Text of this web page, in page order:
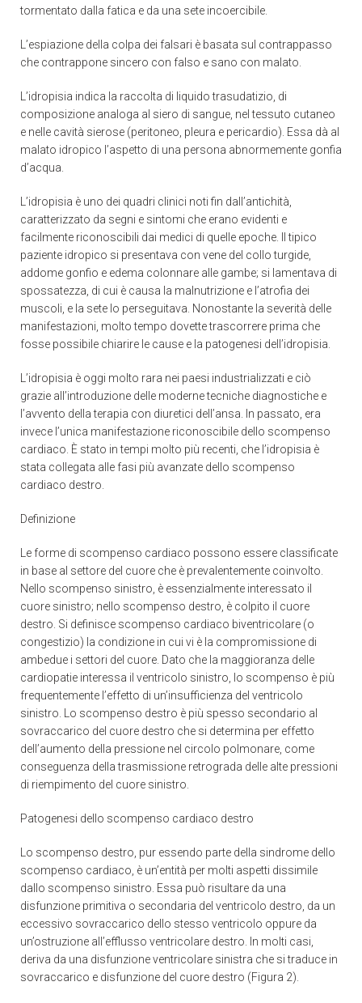
tormentato dalla fatica e da una sete incoercibile.
L’espiazione della colpa dei falsari è basata sul contrappasso
che contrappone sincero con falso e sano con malato.
L’idropisia indica la raccolta di liquido trasudatizio, di
composizione analoga al siero di sangue, nel tessuto cutaneo
e nelle cavità sierose (peritoneo, pleura e pericardio). Essa dà al
malato idropico l’aspetto di una persona abnormemente gonfia
d’acqua.
L’idropisia è uno dei quadri clinici noti fin dall’antichità,
caratterizzato da segni e sintomi che erano evidenti e
facilmente riconoscibili dai medici di quelle epoche. Il tipico
paziente idropico si presentava con vene del collo turgide,
addome gonfio e edema colonnare alle gambe; si lamentava di
spossatezza, di cui è causa la malnutrizione e l’atrofia dei
muscoli, e la sete lo perseguitava. Nonostante la severità delle
manifestazioni, molto tempo dovette trascorrere prima che
fosse possibile chiarire le cause e la patogenesi dell’idropisia.
L’idropisia è oggi molto rara nei paesi industrializzati e ciò
grazie all’introduzione delle moderne tecniche diagnostiche e
l’avvento della terapia con diuretici dell’ansa. In passato, era
invece l’unica manifestazione riconoscibile dello scompenso
cardiaco. È stato in tempi molto più recenti, che l’idropisia è
stata collegata alle fasi più avanzate dello scompenso
cardiaco destro.
Definizione
Le forme di scompenso cardiaco possono essere classificate
in base al settore del cuore che è prevalentemente coinvolto.
Nello scompenso sinistro, è essenzialmente interessato il
cuore sinistro; nello scompenso destro, è colpito il cuore
destro. Si definisce scompenso cardiaco biventricolare (o
congestizio) la condizione in cui vi è la compromissione di
ambedue i settori del cuore. Dato che la maggioranza delle
cardiopatie interessa il ventricolo sinistro, lo scompenso è più
frequentemente l’effetto di un’insufficienza del ventricolo
sinistro. Lo scompenso destro è più spesso secondario al
sovraccarico del cuore destro che si determina per effetto
dell’aumento della pressione nel circolo polmonare, come
conseguenza della trasmissione retrograda delle alte pressioni
di riempimento del cuore sinistro.
Patogenesi dello scompenso cardiaco destro
Lo scompenso destro, pur essendo parte della sindrome dello
scompenso cardiaco, è un’entità per molti aspetti dissimile
dallo scompenso sinistro. Essa può risultare da una
disfunzione primitiva o secondaria del ventricolo destro, da un
eccessivo sovraccarico dello stesso ventricolo oppure da
un’ostruzione all’efflusso ventricolare destro. In molti casi,
deriva da una disfunzione ventricolare sinistra che si traduce in
sovraccarico e disfunzione del cuore destro (Figura 2).